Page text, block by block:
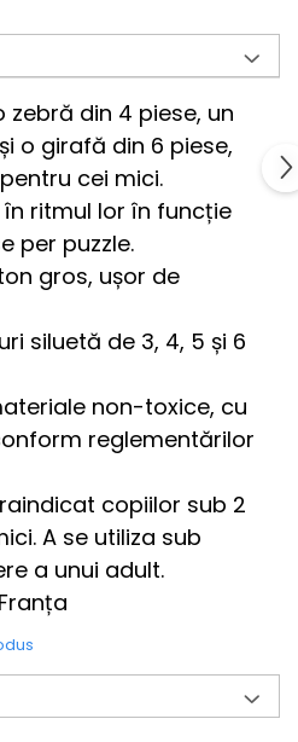
zebră din 4 piese, un
o girafă din 6 piese,
cei mici.
ritmul lor în funcție
per puzzle.
gros, ușor de
siluetă de 3, 4, 5 și 6
non-toxice, cu
reglementărilor
copiilor sub 2
A se utiliza sub
a unui adult.